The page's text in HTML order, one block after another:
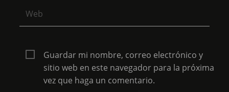
Guardar mi nombre, correo electrónico y
sitio web en este navegador para la próxima
vez que haga un comentario.